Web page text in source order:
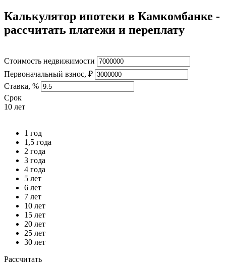
Калькулятор ипотеки в Камкомбанке -
рассчитать платежи и переплату
Стоимость недвижимости
Первоначальный взнос, ₽
Ставка, %
Срок
10 лет
1 год
1,5 года
2 года
3 года
4 года
5 лет
6 лет
7 лет
10 лет
15 лет
20 лет
25 лет
30 лет
Рассчитать